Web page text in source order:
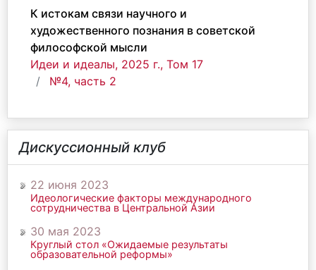
К истокам связи научного и
художественного познания в советской
философской мысли
Идеи и идеалы, 2025 г., Том 17
№4, часть 2
Дискуссионный клуб
22 июня 2023
Идеологические факторы международного
сотрудничества в Центральной Азии
30 мая 2023
Круглый стол «Ожидаемые результаты
образовательной реформы»